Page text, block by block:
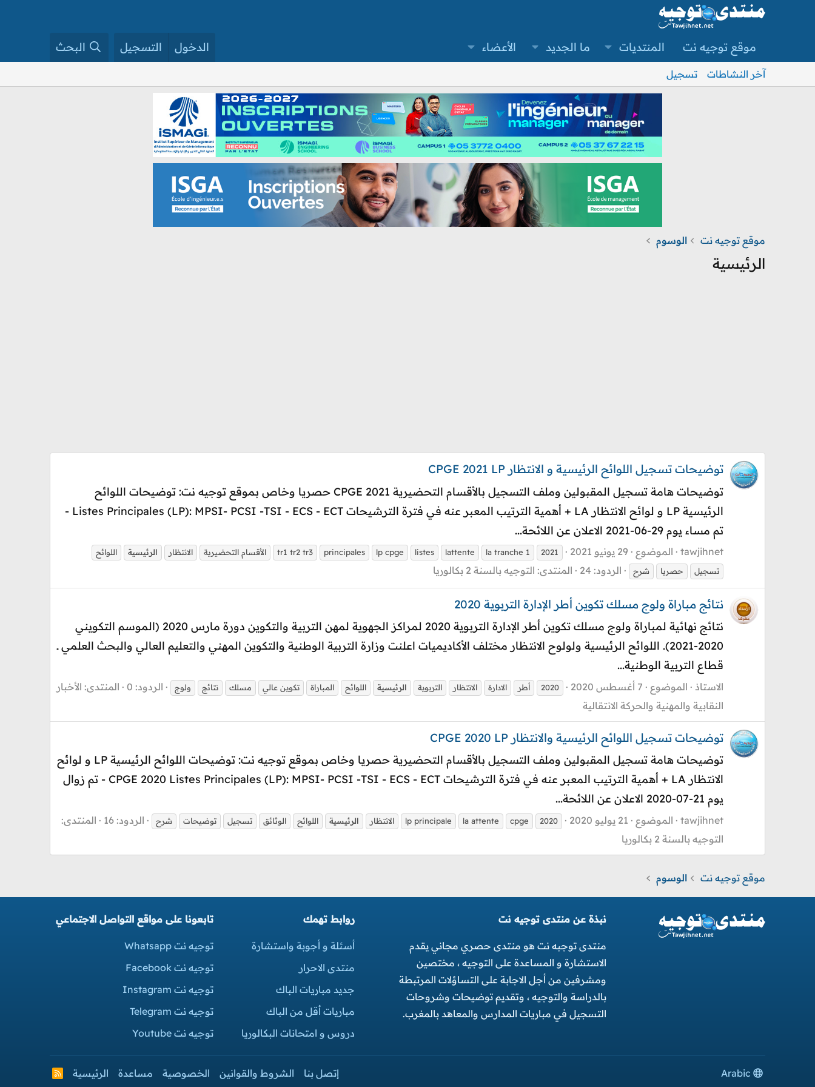
موقع توجيه نت المنتديات ما الجديد الأعضاء الدخول التسجيل البحث
آخر النشاطات تسجيل
موقع توجيه نت الوسوم
الرئيسية
توضيحات تسجيل اللوائح الرئيسية و الانتظار CPGE 2021 LP
توضيحات هامة تسجيل المقبولين وملف التسجيل بالأقسام التحضيرية CPGE 2021 حصريا وخاص بموقع توجيه نت: توضيحات اللوائح
الرئيسية LP و لوائح الانتظار LA + أهمية الترتيب المعبر عنه في فترة الترشيحات Listes Principales (LP): MPSI- PCSI -TSI - ECS - ECT -
تم مساء يوم 29-06-2021 الاعلان عن اللائحة...
tawjihnet الموضوع 29 يونيو 2021 2021
la tranche 1
lattente
listes
lp cpge
principales
tr1 tr2 tr3 الأقسام التحضيرية الانتظار الرئيسية
اللوائح
تسجيل
حصريا شرح الردود: 24 المنتدى: التوجيه بالسنة 2 بكالوريا
نتائج مباراة ولوج مسلك تكوين أطر الإدارة التربوية 2020
نتائج نهائية لمباراة ولوج مسلك تكوين أطر الإدارة التربوية 2020 لمراكز الجهوية لمهن التربية والتكوين دورة مارس 2020 (الموسم التكويني
2020-2021). اللوائح الرئيسية ولولوح الانتظار مختلف الأكاديميات اعلنت وزارة التربية الوطنية والتكوين المهني والتعليم العالي والبحث العلمي ــ
قطاع التربية الوطنية...
الاستاذ الموضوع 7 أغسطس 2020 2020 أطر الادارة الانتظار التربوية الرئيسية اللوائح المباراة تكوين عالي مسلك نتائج ولوج الردود: 0 المنتدى: الأخبار
النقابية والمهنية والحركة الانتقالية
توضيحات تسجيل اللوائح الرئيسية والانتظار CPGE 2020 LP
توضيحات هامة تسجيل المقبولين وملف التسجيل بالأقسام التحضيرية حصريا وخاص بموقع توجيه نت: توضيحات اللوائح الرئيسية LP و لوائح
الانتظار LA + أهمية الترتيب المعبر عنه في فترة الترشيحات CPGE 2020 Listes Principales (LP): MPSI- PCSI -TSI - ECS - ECT - تم زوال
يوم 21-07-2020 الاعلان عن اللائحة...
tawjihnet الموضوع 21 يوليو 2020 2020
cpge
la attente
lp principale الانتظار الرئيسية اللوائح الوثائق تسجيل توضيحات شرح الردود: 16
المنتدى:
التوجيه بالسنة 2 بكالوريا
موقع توجيه نت الوسوم
نبذة عن منتدى توجيه نت
منتدى توجبه نت هو منتدى حصري مجاني يقدم
الاستشارة و المساعدة على التوجيه ، مختصين
ومشرفين من أجل الاجابة على التساؤلات المرتبطة
بالدراسة والتوجيه ، وتقديم توضيحات وشروحات
التسجيل في مباريات المدارس والمعاهد بالمغرب.
روابط تهمك
أسئلة و أجوبة واستشارة
منتدى الاحرار
جديد مباريات الباك
مباريات أقل من الباك
دروس و امتحانات البكالوريا
تابعونا على مواقع التواصل الاجتماعي
توجيه نت Whatsapp
توجيه نت Facebook
توجيه نت Instagram
توجيه نت Telegram
توجيه نت Youtube
إتصل بنا الشروط والقوانين الخصوصية مساعدة الرئيسية
R